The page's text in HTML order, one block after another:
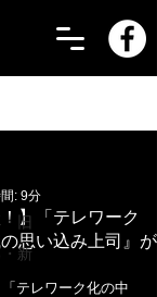
旧
新
】「テレワーク
思い込み上司』が
: 9分
テレワーク化の中